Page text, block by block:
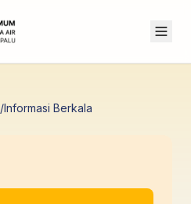
/Informasi Berkala